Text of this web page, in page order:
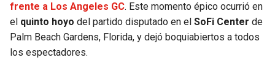
frente a Los Angeles GC. Este momento épico ocurrió en
el quinto hoyo del partido disputado en el SoFi Center de
Palm Beach Gardens, Florida, y dejó boquiabiertos a todos
los espectadores.